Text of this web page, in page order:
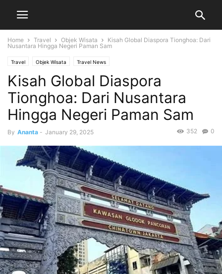
Home Travel Objek Wisata
Kisah Global Diaspora Tionghoa: Dari
Nusantara Hingga Negeri Paman Sam
Travel Objek Wisata Travel News
Kisah Global Diaspora
Tionghoa: Dari Nusantara
Hingga Negeri Paman Sam
By Ananta - January 29, 2025 0
352